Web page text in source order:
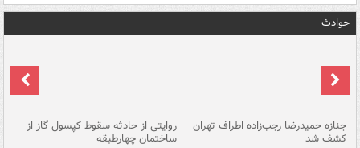
حوادث
جنازه حمیدرضا رجب‌زاده اطراف تهران
کشف شد
روایتی از حادثه سقوط کپسول گاز از
ساختمان چهارطبقه